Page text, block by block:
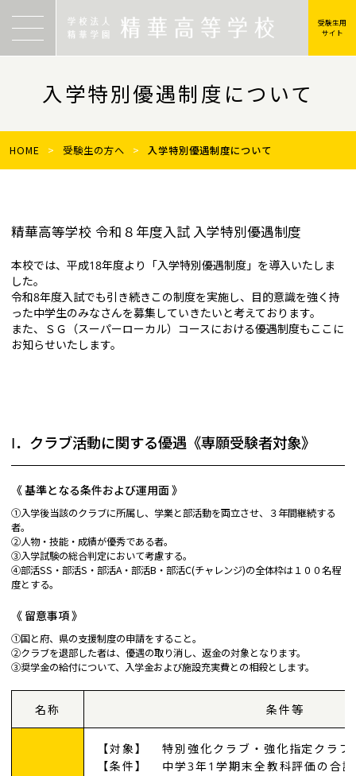
受験生用
サイト
入学特別優遇制度について
HOME > 受験生の方へ > 入学特別優遇制度について
精華高等学校 令和８年度入試 入学特別優遇制度
本校では、平成18年度より「入学特別優遇制度」を導入いたしま
した。
令和8年度入試でも引き続きこの制度を実施し、目的意識を強く持
った中学生のみなさんを募集していきたいと考えております。
また、ＳＧ（スーパーローカル）コースにおける優遇制度もここに
お知らせいたします。
Ⅰ．クラブ活動に関する優遇《専願受験者対象》
《 基準となる条件および運用面 》
①入学後当該のクラブに所属し、学業と部活動を両立させ、３年間継続する
者。
②人物・技能・成績が優秀である者。
③入学試験の総合判定において考慮する。
④部活SS・部活S・部活A・部活B・部活C(チャレンジ)の全体枠は１００名程
度とする。
《 留意事項 》
①国と府、県の支援制度の申請をすること。
②クラブを退部した者は、優遇の取り消し、返金の対象となります。
③奨学金の給付について、入学金および施設充実費との相殺とします。
名称 条件等
【対象】
特別強化クラブ・強化指定クラブ
【条件】
中学3年1学期末全教科評価の合